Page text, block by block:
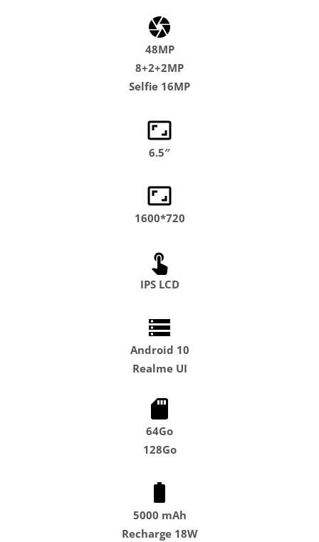
48MP
8+2+2MP
Selfie 16MP
6.5″
1600*720
IPS LCD
Android 10
Realme UI
64Go
128Go
5000 mAh
Recharge 18W